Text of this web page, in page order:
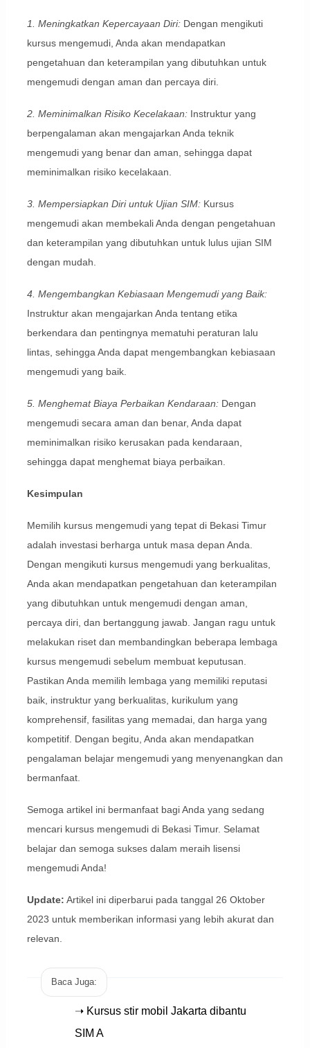
1. Meningkatkan Kepercayaan Diri:Dengan mengikuti
kursus mengemudi, Anda akan mendapatkan
pengetahuan dan keterampilan yang dibutuhkan untuk
mengemudi dengan aman dan percaya diri.
2. Meminimalkan Risiko Kecelakaan:Instruktur yang
berpengalaman akan mengajarkan Anda teknik
mengemudi yang benar dan aman, sehingga dapat
meminimalkan risiko kecelakaan.
3. Mempersiapkan Diri untuk Ujian SIM:Kursus
mengemudi akan membekali Anda dengan pengetahuan
dan keterampilan yang dibutuhkan untuk lulus ujian SIM
dengan mudah.
4. Mengembangkan Kebiasaan Mengemudi yang Baik:
Instruktur akan mengajarkan Anda tentang etika
berkendara dan pentingnya mematuhi peraturan lalu
lintas, sehingga Anda dapat mengembangkan kebiasaan
mengemudi yang baik.
5. Menghemat Biaya Perbaikan Kendaraan:Dengan
mengemudi secara aman dan benar, Anda dapat
meminimalkan risiko kerusakan pada kendaraan,
sehingga dapat menghemat biaya perbaikan.
Kesimpulan
Memilih kursus mengemudi yang tepat di Bekasi Timur
adalah investasi berharga untuk masa depan Anda.
Dengan mengikuti kursus mengemudi yang berkualitas,
Anda akan mendapatkan pengetahuan dan keterampilan
yang dibutuhkan untuk mengemudi dengan aman,
percaya diri, dan bertanggung jawab. Jangan ragu untuk
melakukan riset dan membandingkan beberapa lembaga
kursus mengemudi sebelum membuat keputusan.
Pastikan Anda memilih lembaga yang memiliki reputasi
baik, instruktur yang berkualitas, kurikulum yang
komprehensif, fasilitas yang memadai, dan harga yang
kompetitif. Dengan begitu, Anda akan mendapatkan
pengalaman belajar mengemudi yang menyenangkan dan
bermanfaat.
Semoga artikel ini bermanfaat bagi Anda yang sedang
mencari kursus mengemudi di Bekasi Timur. Selamat
belajar dan semoga sukses dalam meraih lisensi
mengemudi Anda!
Update: Artikel ini diperbarui pada tanggal 26 Oktober
2023 untuk memberikan informasi yang lebih akurat dan
relevan.
Baca Juga:
➝ Kursus stir mobil Jakarta dibantu
SIM A